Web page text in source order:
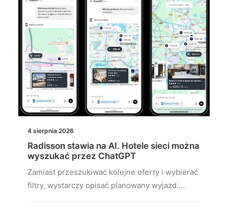
4 sierpnia 2026
Radisson stawia na AI. Hotele sieci można
wyszukać przez ChatGPT
Zamiast przeszukiwać kolejne oferty i wybierać
filtry, wystarczy opisać planowany wyjazd.…